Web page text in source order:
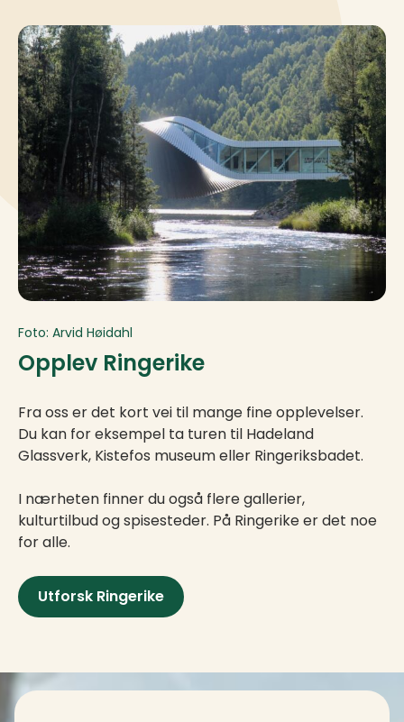
Foto: Arvid Høidahl
Opplev Ringerike
Fra oss er det kort vei til mange fine opplevelser.
Du kan for eksempel ta turen til Hadeland
Glassverk, Kistefos museum eller Ringeriksbadet.
I nærheten finner du også flere gallerier,
kulturtilbud og spisesteder. På Ringerike er det noe
for alle.
Utforsk Ringerike
Kontaktinfo og kolofon